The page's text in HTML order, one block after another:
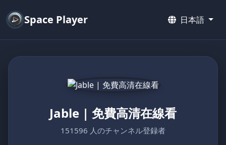
Space Player 日本語
Jable | 免費高清在線看
151596 人のチャンネル登録者